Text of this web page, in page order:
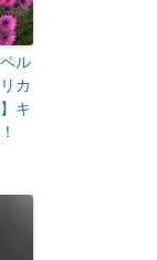
ル
カ
キ